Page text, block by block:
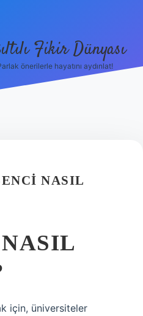
Fikir Dünyası
önerilerle hayatını aydınlat!
NASIL
için, üniversiteler